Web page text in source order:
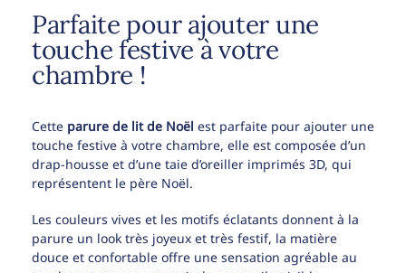
Parfaite pour ajouter une
touche festive à votre
chambre !
Cette parure de lit de Noël est parfaite pour ajouter une
touche festive à votre chambre, elle est composée d’un
drap-housse et d’une taie d’oreiller imprimés 3D, qui
représentent le père Noël.
Les couleurs vives et les motifs éclatants donnent à la
parure un look très joyeux et très festif, la matière
douce et confortable offre une sensation agréable au